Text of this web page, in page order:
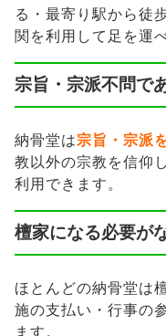
る・最寄り駅から徒
関を利用して足を運
宗旨・宗派不問で
納骨堂は宗旨・宗派
教以外の宗教を信仰
利用できます。
檀家になる必要が
ほとんどの納骨堂は
施の支払い・行事の
ます。